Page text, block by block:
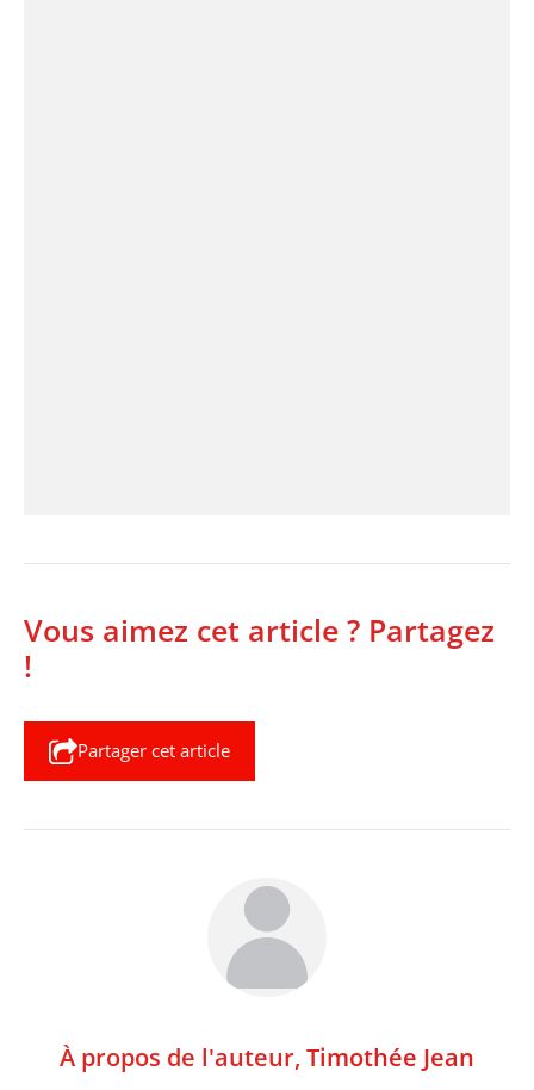
Vous aimez cet article ? Partagez
!
Partager cet article
À propos de l'auteur, Timothée Jean